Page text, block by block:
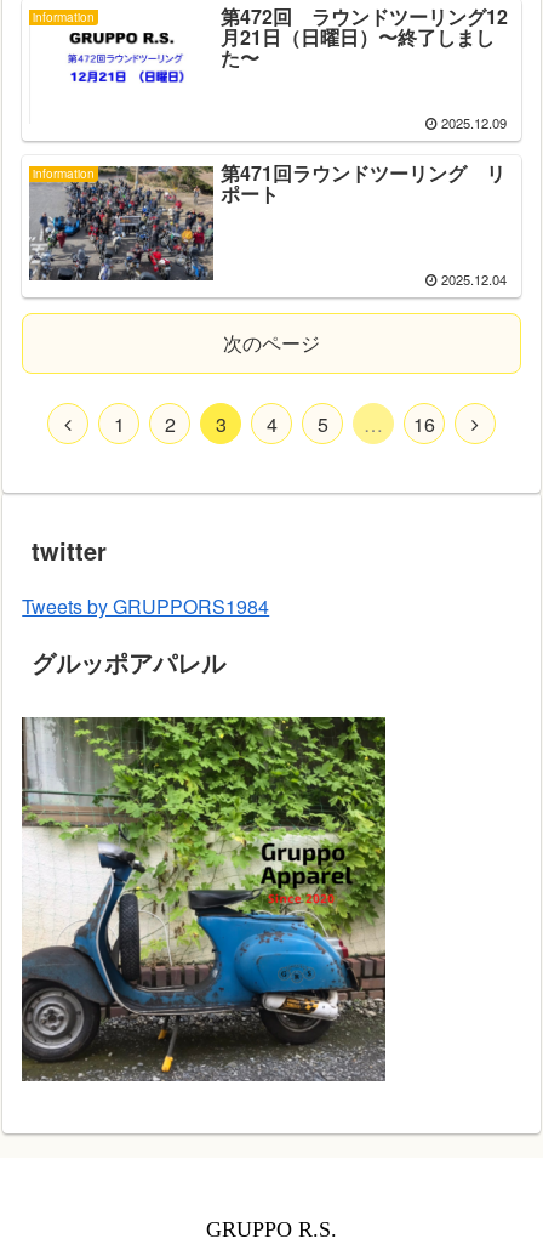
information 第472回 ラウンドツーリング12
月21日（日曜日）〜終了しまし
た〜
2025.12.09
information 第471回ラウンドツーリング リ
ポート
2025.12.04
次のページ
1 2 3 4 5 … 16
twitter
Tweets by GRUPPORS1984
グルッポアパレル
GRUPPO R.S.